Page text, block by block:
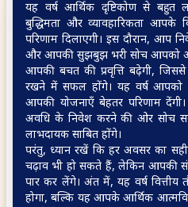
What should I do if my
loan is not getting
approved
यह वर्ष आर्थिक दृष्टिकोण से बहुत
बुद्धिमता और व्यावहारिकता आपके
परिणाम दिलाएगी। इस दौरान, आप
और आपकी सुझबुझ भरी सोच आपको
आपकी बचत की प्रवृत्ति बढ़ेगी,
रखने में सफल होंगे। यह वर्ष आपको
आपकी योजनाएँ बेहतर परिणाम
अवधि के निवेश करने की ओर सोच
लाभदायक साबित होंगे।
परंतु, ध्यान रखें कि हर अवसर का
चढ़ाव भी हो सकते हैं, लेकिन आपकी
पार कर लेंगे। अंत में, यह वर्ष
होगा, बल्कि यह आपके आर्थिक